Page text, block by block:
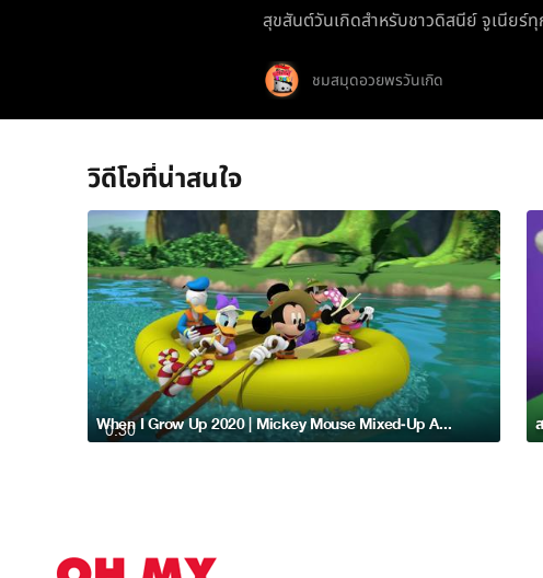
สุขสันต์วันเกิดสำหรับชาวดิสนีย์ จูเนียร์
ชมสมุดอวยพรวันเกิด
วิดีโอที่น่าสนใจ
0:30 When I Grow Up 2020 | Mickey Mouse Mixed-Up Adventures